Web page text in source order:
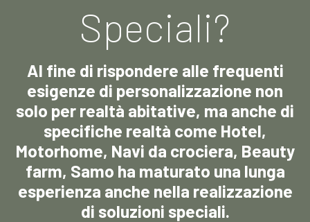
Speciali?
Al fine di rispondere alle frequenti
esigenze di personalizzazione non
solo per realtà abitative, ma anche di
specifiche realtà come Hotel,
Motorhome, Navi da crociera, Beauty
farm, Samo ha maturato una lunga
esperienza anche nella realizzazione
di soluzioni speciali.